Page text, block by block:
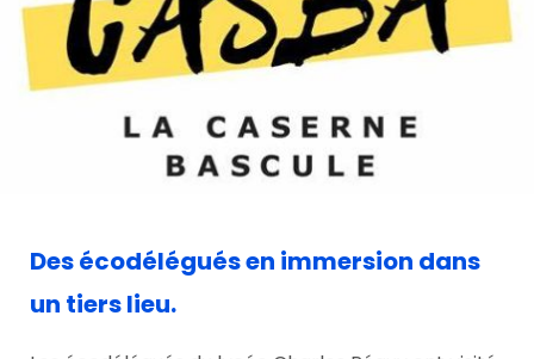
Des écodélégués en immersion dans
un tiers lieu.